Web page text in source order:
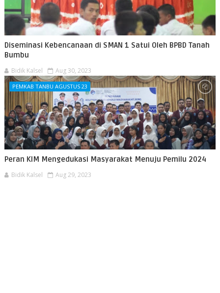
Diseminasi Kebencanaan di SMAN 1 Satui Oleh BPBD Tanah
Bumbu
Bidik Kalsel Aug 30, 2023
PEMKAB TANBU AGUSTUS 23
Peran KIM Mengedukasi Masyarakat Menuju Pemilu 2024
Bidik Kalsel Aug 29, 2023